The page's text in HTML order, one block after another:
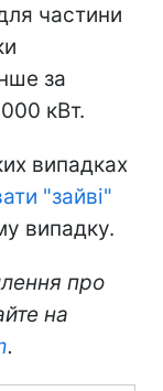
частини
за
кВт.
випадках
"зайві"
випадку.
про
на
.